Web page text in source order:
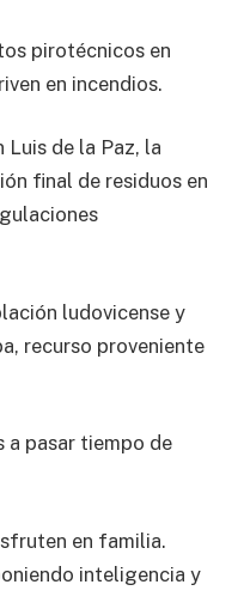
pirotécnicos en
en incendios.
de la Paz, la
final de residuos en
ludovicense y
recurso proveniente
a pasar tiempo de
en familia.
inteligencia y